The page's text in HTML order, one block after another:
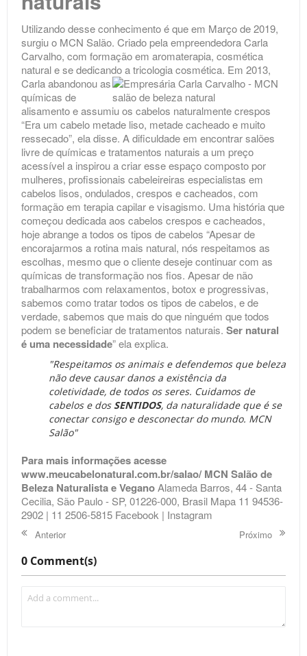
Utilizando desse conhecimento é que em Março de 2019,
surgiu o MCN Salão. Criado pela empreendedora Carla
Carvalho, com formação em aromaterapia, cosmética
natural e se dedicando a tricologia cosmética. Em 2013,
Carla abandonou as
químicas de
alisamento e assumiu os cabelos naturalmente crespos
“Era um cabelo metade liso, metade cacheado e muito
ressecado”, ela disse. A dificuldade em encontrar salões
livre de químicas e tratamentos naturais a um preço
acessível a inspirou a criar esse espaço composto por
mulheres, profissionais cabeleireiras especialistas em
cabelos lisos, ondulados, crespos e cacheados, com
formação em terapia capilar e visagismo. Uma história que
começou dedicada aos cabelos crespos e cacheados,
hoje abrange a todos os tipos de cabelos “Apesar de
encorajarmos a rotina mais natural, nós respeitamos as
escolhas, mesmo que o cliente deseje continuar com as
químicas de transformação nos fios. Apesar de não
trabalharmos com relaxamentos, botox e progressivas,
sabemos como tratar todos os tipos de cabelos, e de
verdade, sabemos que mais do que ninguém que todos
podem se beneficiar de tratamentos naturais. Ser natural
é uma necessidade” ela explica.
"Respeitamos os animais e defendemos que beleza
não deve causar danos a existência da
coletividade, de todos os seres. Cuidamos de
cabelos e dos SENTIDOS, da naturalidade que é se
conectar consigo e desconectar do mundo. MCN
Salão"
Para mais informações acesse
www.meucabelonatural.com.br/salao/ MCN Salão de
Beleza Naturalista e VeganoAlameda Barros, 44 - Santa
Cecilia, São Paulo - SP, 01226-000, Brasil Mapa 11 94536-
2902 | 11 2506-5815 Facebook | Instagram
Anterior Próximo
0 Comment(s)